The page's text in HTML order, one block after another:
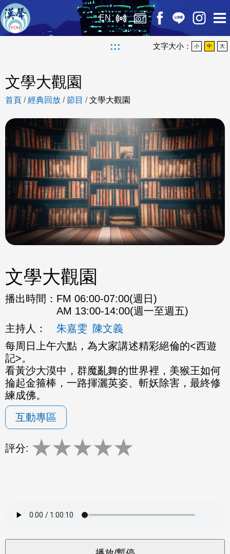
EN
::: 文字大小： 小 中 大
文學大觀園
首頁 /經典回放 /節目 /文學大觀園
文學大觀園
播出時間： FM 06:00-07:00(週日)
AM 13:00-14:00(週一至週五)
主持人：
朱嘉雯 陳文義
每周日上午六點，為大家講述精彩絕倫的<西遊
記>。
看黃沙大漠中，群魔亂舞的世界裡，美猴王如何
掄起金箍棒，一路揮灑英姿、斬妖除害，最終修
練成佛。
互動專區
評分: ★★★★★